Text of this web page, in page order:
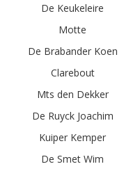
De Keukeleire
Motte
De Brabander Koen
Clarebout
Mts den Dekker
De Ruyck Joachim
Kuiper Kemper
De Smet Wim